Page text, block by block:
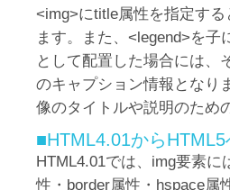
<img>にtitle属性を指定す
ます。また、<legend>を
として配置した場合には、
のキャプション情報となり
像のタイトルや説明のため
■HTML4.01から
HTML4.01では、img要素
性・border属性・hspace属